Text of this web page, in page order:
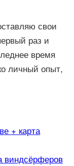
свои
раз и
время
личный опыт,
+ карта
виндсёрферов